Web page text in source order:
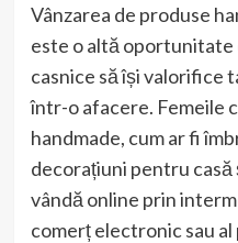
Vânzarea de produse
este o altă
casnice să își valorifice
într-o afacere. Femeile
handmade, cum ar fi
decorațiuni pentru casă
vândă online prin
comerț electronic sau